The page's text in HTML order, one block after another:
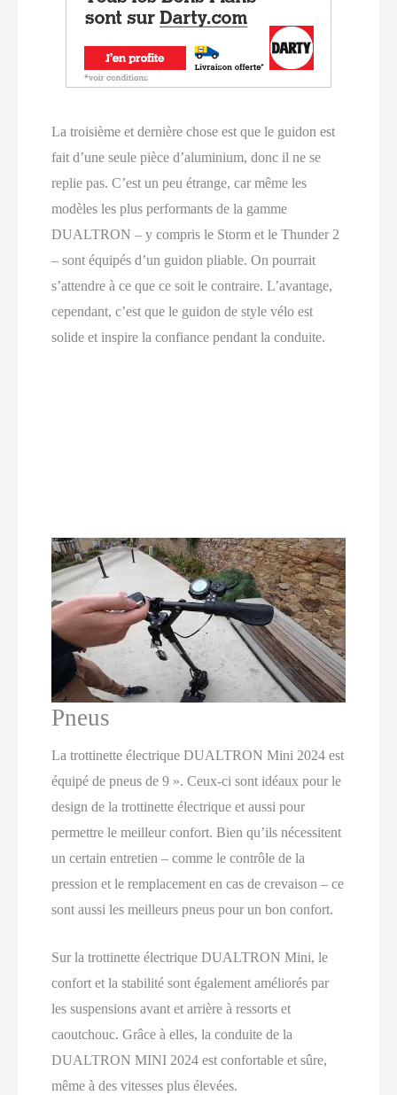
La troisième et dernière chose est que le guidon est
fait d’une seule pièce d’aluminium, donc il ne se
replie pas. C’est un peu étrange, car même les
modèles les plus performants de la gamme
DUALTRON – y compris le Storm et le Thunder 2
– sont équipés d’un guidon pliable. On pourrait
s’attendre à ce que ce soit le contraire. L’avantage,
cependant, c’est que le guidon de style vélo est
solide et inspire la confiance pendant la conduite.
Pneus
La trottinette électrique DUALTRON Mini 2024 est
équipé de pneus de 9 ». Ceux-ci sont idéaux pour le
design de la trottinette électrique et aussi pour
permettre le meilleur confort. Bien qu’ils nécessitent
un certain entretien – comme le contrôle de la
pression et le remplacement en cas de crevaison – ce
sont aussi les meilleurs pneus pour un bon confort.
Sur la trottinette électrique DUALTRON Mini, le
confort et la stabilité sont également améliorés par
les suspensions avant et arrière à ressorts et
caoutchouc. Grâce à elles, la conduite de la
DUALTRON MINI 2024 est confortable et sûre,
même à des vitesses plus élevées.